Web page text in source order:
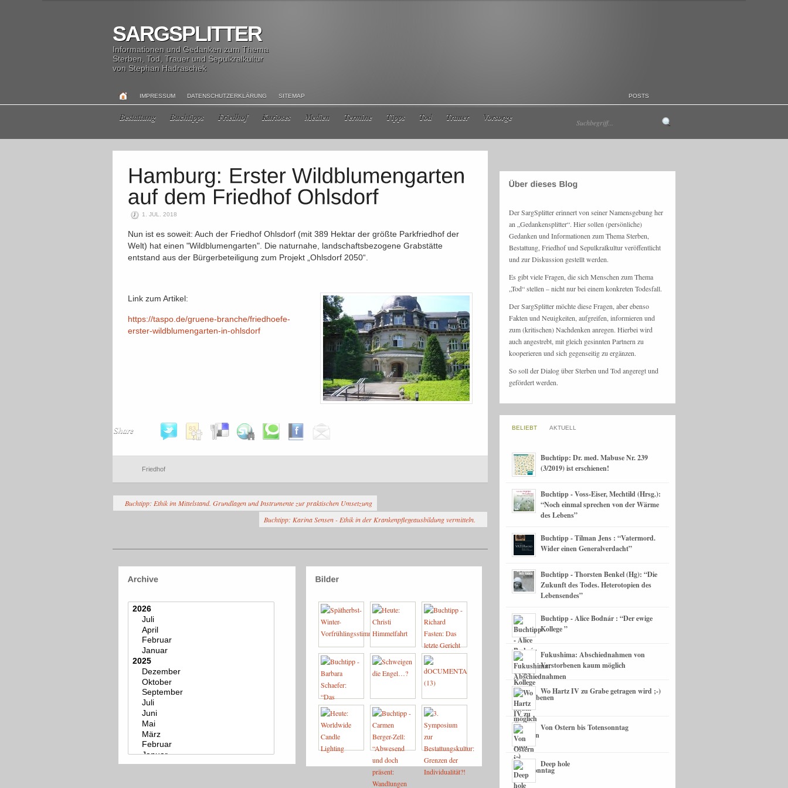
SARGSPLITTER
Informationen und Gedanken zum Thema
Sterben, Tod, Trauer und Sepulkralkultur
von Stephan Hadraschek
IMPRESSUM DATENSCHUTZERKLÄRUNG SITEMAP POSTS
Bestattung Buchtipps Friedhof Kurioses Medien Termine Tipps Tod Trauer Vorsorge
1. JUL. 2018
Nun ist es soweit: Auch der Friedhof Ohlsdorf (mit 389 Hektar der größte Parkfriedhof der
Welt) hat einen "Wildblumengarten". Die naturnahe, landschaftsbezogene Grabstätte
entstand aus der Bürgerbeteiligung zum Projekt „Ohlsdorf 2050“.
Link zum Artikel:
https://taspo.de/gruene-branche/friedhoefe-
erster-wildblumengarten-in-ohlsdorf
Share
Friedhof
Buchtipp: Ethik im Mittelstand. Grundlagen und Instrumente zur praktischen Umsetzung
Buchtipp: Karina Sensen - Ethik in der Krankenpflegeausbildung vermitteln.
Der SargSplitter erinnert von seiner Namensgebung her
an „Gedankensplitter“. Hier sollen (persönliche)
Gedanken und Informationen zum Thema Sterben,
Bestattung, Friedhof und Sepulkralkultur veröffentlicht
und zur Diskussion gestellt werden.
Es gibt viele Fragen, die sich Menschen zum Thema
„Tod“ stellen – nicht nur bei einem konkreten Todesfall.
Der SargSplitter möchte diese Fragen, aber ebenso
Fakten und Neuigkeiten, aufgreifen, informieren und
zum (kritischen) Nachdenken anregen. Hierbei wird
auch angestrebt, mit gleich gesinnten Partnern zu
kooperieren und sich gegenseitig zu ergänzen.
So soll der Dialog über Sterben und Tod angeregt und
gefördert werden.
BELIEBT AKTUELL
Buchtipp: Dr. med. Mabuse Nr. 239
(3/2019) ist erschienen!
Buchtipp - Voss-Eiser, Mechtild (Hrsg.):
“Noch einmal sprechen von der Wärme
des Lebens”
Buchtipp - Tilman Jens : “Vatermord.
Wider einen Generalverdacht”
Buchtipp - Thorsten Benkel (Hg): “Die
Zukunft des Todes. Heterotopien des
Lebensendes”
Buchtipp - Alice Bodnár : “Der ewige
Kollege ”
Fukushima: Abschiednahmen von
Verstorbenen kaum möglich
Wo Hartz IV zu Grabe getragen wird ;-)
Von Ostern bis Totensonntag
Deep hole